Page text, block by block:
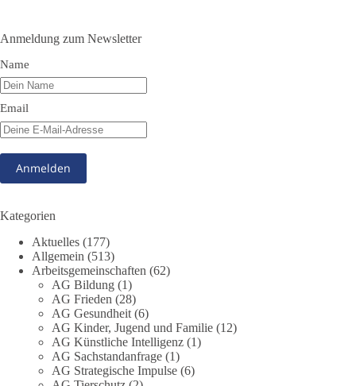
#dieBasis #friedensdemo #hannover
51 5 10
DieBasis
9 Stunden zuvor
Jetzt abstimmen: Welche Rolle soll Deutschland in Sachen
Verteidung übernehmen❓
Das Bundesministerium der Verteidigung schreibt im
Strategiepapier, dass die Bundeswehr zum Schutz des Landes
und der Verbündeten abschreckungs- und verteidigungsfähig
sein muss. Die strategische Ausrichtung sieht vor, dass
Anmeldung zum Newsletter
Name
Email
Kategorien
Aktuelles (177)
Allgemein (513)
Arbeitsgemeinschaften (62)
AG Bildung (1)
AG Frieden (28)
AG Gesundheit (6)
AG Kinder, Jugend und Familie (12)
AG Künstliche Intelligenz (1)
AG Sachstandanfrage (1)
AG Strategische Impulse (6)